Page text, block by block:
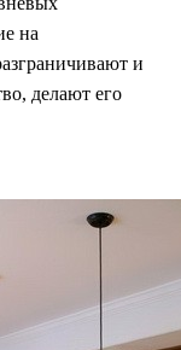
на
и
делают его